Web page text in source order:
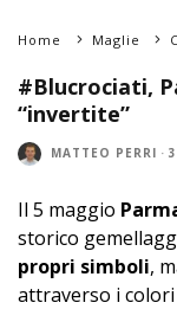
Home Maglie
#Blucrociati,
“invertite”
MATTEO PERRI ·
Il 5 maggio
storico
propri simboli,
attraverso i